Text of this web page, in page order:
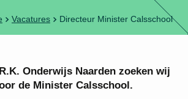
Vacatures Directeur Minister Calsschool
Onderwijs Naarden zoeken
voor de Minister Calsschool.